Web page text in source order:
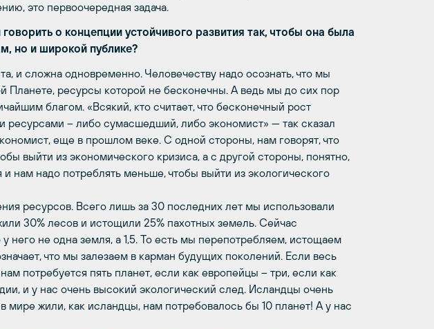
это первоочередная задача.
о концепции устойчивого развития так, чтобы она была
но и широкой публике?
и сложна одновременно. Человечеству надо осознать, что мы
Планете, ресурсы которой не бесконечны. А ведь мы до сих пор
благом. «Всякий, кто считает, что бесконечный рост
ресурсами – либо сумасшедший, либо экономист» — так сказал
еще в прошлом веке. С одной стороны, нам говорят, что
выйти из экономического кризиса, а с другой стороны, понятно,
нам надо потреблять меньше, чтобы выйти из экологического
ресурсов. Всего лишь за 30 последних лет мы использовали
30% лесов и истощили 25% пахотных земель. Сейчас
у него не одна земля, а 1,5. То есть мы перепотребляем, истощаем
что мы залезаем в карман будущих поколений. Если весь
потребуется пять планет, если как европейцы – три, если как
и у нас очень высокий экологический след. Исландцы очень
мире жили, как исландцы, нам потребовалось бы 10 планет! А у нас